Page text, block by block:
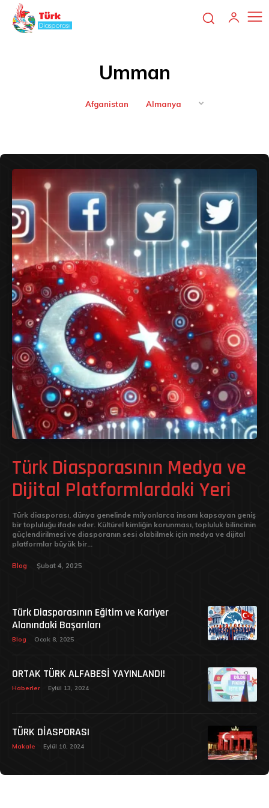
Umman
Afganistan Almanya
Türk Diasporasının Medya ve
Dijital Platformlardaki Yeri
Türk diasporası, dünya genelinde milyonlarca insanı kapsayan geniş
bir topluluğu ifade eder. Kültürel kimliğin korunması, topluluk bilincinin
güçlendirilmesi ve diasporanın sesi olabilmek için medya ve dijital
platformlar büyük bir...
Blog Şubat 4, 2025
Türk Diasporasının Eğitim ve Kariyer
Alanındaki Başarıları
Blog Ocak 8, 2025
ORTAK TÜRK ALFABESİ YAYINLANDI!
Haberler Eylül 13, 2024
TÜRK DİASPORASI
Makale Eylül 10, 2024